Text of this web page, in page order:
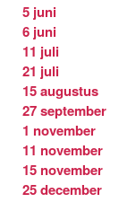
5 juni
6 juni
11 juli
21 juli
15 augustus
27 september
1 november
11 november
15 november
25 december